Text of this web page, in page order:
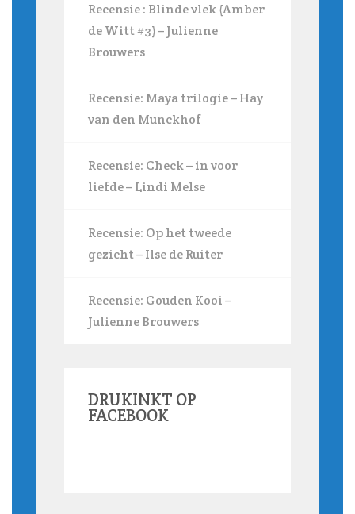
Recensie : Blinde vlek (Amber
de Witt #3) – Julienne
Brouwers
Recensie: Maya trilogie – Hay
van den Munckhof
Recensie: Check – in voor
liefde – Lindi Melse
Recensie: Op het tweede
gezicht – Ilse de Ruiter
Recensie: Gouden Kooi –
Julienne Brouwers
DRUKINKT OP
FACEBOOK